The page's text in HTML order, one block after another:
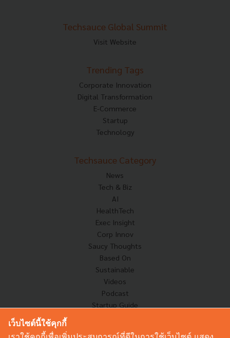
Techsauce Global Summit
Visit Website
Trending Tags
Corporate Innovation
Digital Transformation
E-Commerce
Startup
Technology
Techsauce Category
News
Tech & Biz
AI
HealthTech
Exec Insight
Corp Innov
Saucy Thoughts
Based On
Sustainable
Videos
Podcast
Startup Guide
เว็บไซต์นี้ใช้คุกกี้